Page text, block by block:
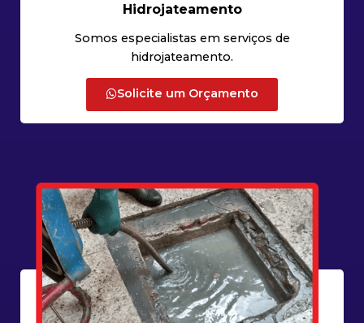
Hidrojateamento
Somos especialistas em serviços de
hidrojateamento.
Solicite um Orçamento